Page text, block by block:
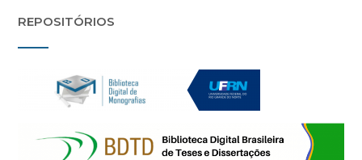
REPOSITÓRIOS